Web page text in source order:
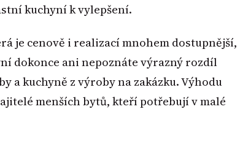
kuchyní k vylepšení.
je cenově i realizací mnohem dostupnější,
dokonce ani nepoznáte výrazný rozdíl
a kuchyně z výroby na zakázku. Výhodu
menších bytů, kteří potřebují v malé